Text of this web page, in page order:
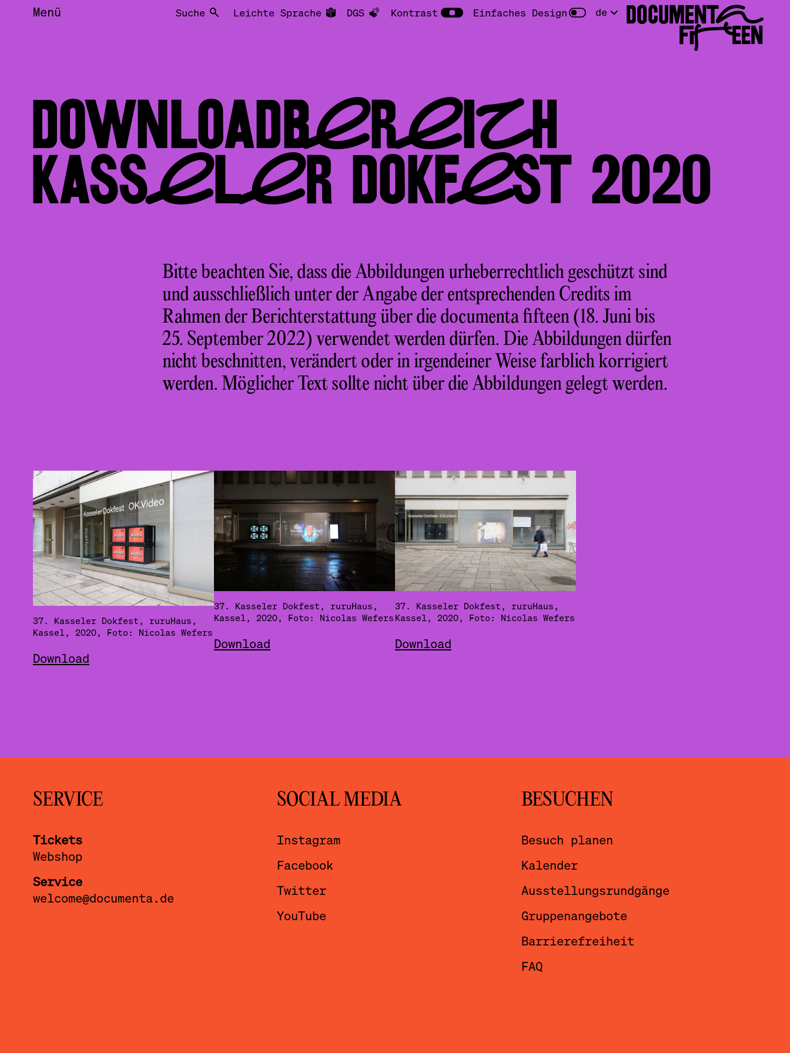
Menü Suche Leichte Sprache DGS Kontrast Einfaches Design de DOCUMENTA
FIFTEEN
DOWNLOADBEREICH
KASSELER DOKFEST 2020
Bitte beachten Sie, dass die Abbildungen urheberrechtlich geschützt sind
und ausschließlich unter der Angabe der entsprechenden Credits im
Rahmen der Berichterstattung über die documenta fifteen (18. Juni bis
25. September 2022) verwendet werden dürfen. Die Abbildungen dürfen
nicht beschnitten, verändert oder in irgendeiner Weise farblich korrigiert
werden. Möglicher Text sollte nicht über die Abbildungen gelegt werden.
37. Kasseler Dokfest, ruruHaus,
Kassel, 2020, Foto: Nicolas Wefers
Download
37. Kasseler Dokfest, ruruHaus,
Kassel, 2020, Foto: Nicolas Wefers
Download
37. Kasseler Dokfest, ruruHaus,
Kassel, 2020, Foto: Nicolas Wefers
Download
SERVICE
Tickets
Webshop
Service
welcome@documenta.de
SOCIAL MEDIA
Instagram
Facebook
Twitter
YouTube
BESUCHEN
Besuch planen
Kalender
Ausstellungsrundgänge
Gruppenangebote
Barrierefreiheit
FAQ